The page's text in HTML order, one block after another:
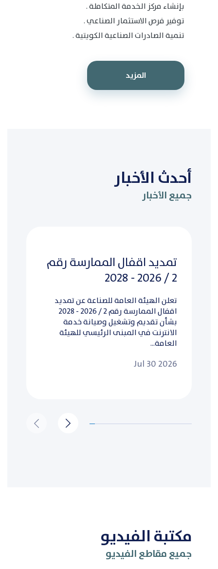
بإنشاء مركز الخدمة المتكاملة .
توفير فرص الاستثمار الصناعي .
تنمية الصادرات الصناعية الكويتية .
المزيد
أحدث الأخبار
جميع الأخبار
تمديد اقفال الممارسة رقم
2 / 2026 - 2028
تعلن الهيئة العامة للصناعة عن تمديد
اقفال الممارسة رقم 2 / 2026 - 2028
بشأن تقديم وتشغيل وصيانة خدمة
الانترنت في المبنى الرئيسي للهيئة
العامة...
Jul 30 2026
مكتبة الفيديو
جميع مقاطع الفيديو